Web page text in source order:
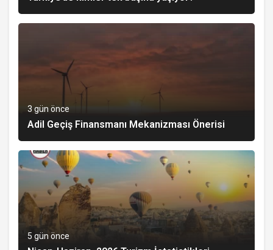
3 gün önce
Adil Geçiş Finansmanı Mekanizması Önerisi
5 gün önce